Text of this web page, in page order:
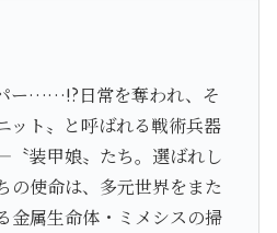
ー……!?日常を奪われ、そ
ット〟と呼ばれる戦術兵器
装甲娘〟たち。選ばれし
の使命は、多元世界をまた
金属生命体・ミメシスの掃